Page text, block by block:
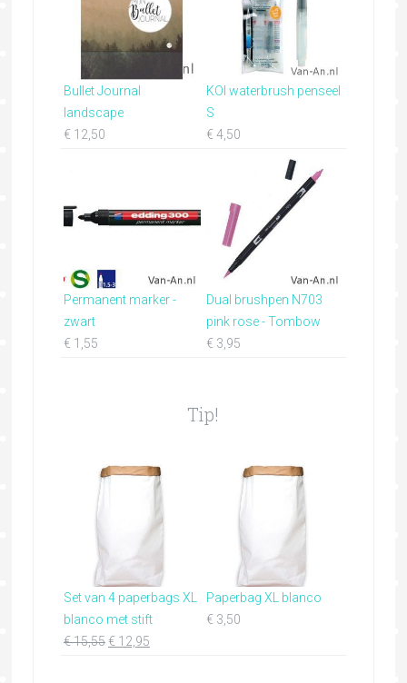
Bullet Journal
landscape
€12,50
KOI waterbrush penseel
S
€4,50
Permanent marker -
zwart
€1,55
Dual brushpen N703
pink rose - Tombow
€ 3,95
Tip!
Set van 4 paperbags XL
blanco met stift
€15,55 €12,95
Paperbag XL blanco
€ 3,50